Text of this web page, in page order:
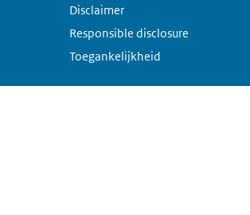
Disclaimer
Responsible disclosure
Toegankelijkheid